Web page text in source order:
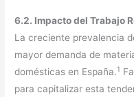
6.2. Impacto del Trabajo
La creciente prevalencia
mayor demanda de
domésticas en España.1
para capitalizar esta